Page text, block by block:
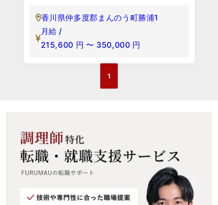
香川県仲多度郡まんのう町勝浦1
月給 /
215,600 円 〜 350,000 円
1